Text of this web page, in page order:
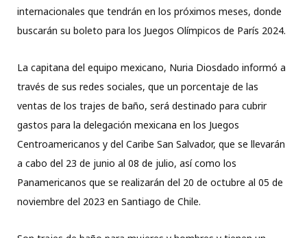
internacionales que tendrán en los próximos meses, donde
buscarán su boleto para los Juegos Olímpicos de París 2024.
La capitana del equipo mexicano, Nuria Diosdado informó a
través de sus redes sociales, que un porcentaje de las
ventas de los trajes de baño, será destinado para cubrir
gastos para la delegación mexicana en los Juegos
Centroamericanos y del Caribe San Salvador, que se llevarán
a cabo del 23 de junio al 08 de julio, así como los
Panamericanos que se realizarán del 20 de octubre al 05 de
noviembre del 2023 en Santiago de Chile.